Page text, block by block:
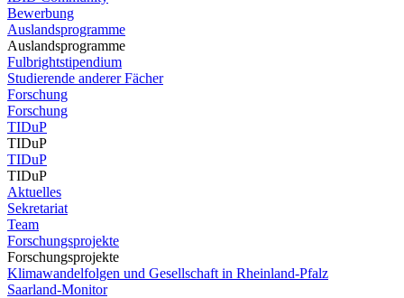
Bewerbung
Auslandsprogramme
Auslandsprogramme
Fulbrightstipendium
Studierende anderer Fächer
Forschung
Forschung
TIDuP
TIDuP
TIDuP
TIDuP
Aktuelles
Sekretariat
Team
Forschungsprojekte
Forschungsprojekte
Klimawandelfolgen und Gesellschaft in Rheinland-Pfalz
Saarland-Monitor